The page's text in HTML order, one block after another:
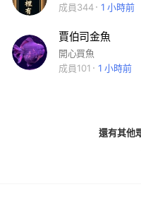
成員344 1 小時前
賈伯司金魚
開心買魚
成員101
1 小時前
還有其他